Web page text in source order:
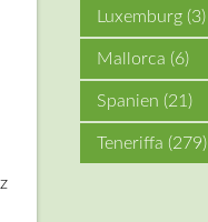
Luxemburg (3)
Mallorca (6)
Spanien (21)
Teneriffa (279)